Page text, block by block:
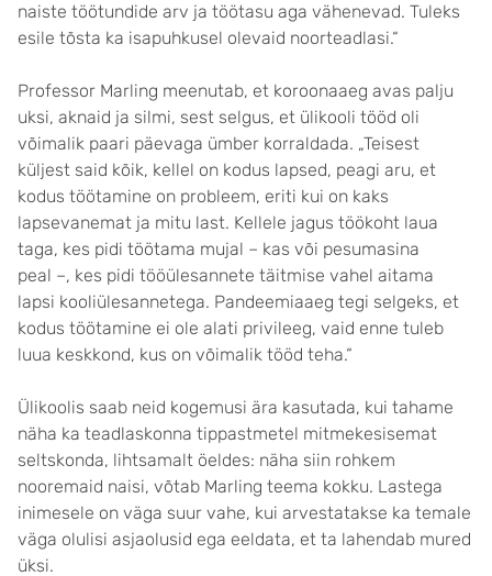
naiste töötundide arv ja töötasu aga vähenevad. Tuleks
esile tõsta ka isapuhkusel olevaid noorteadlasi.“
Professor Marling meenutab, et koroonaaeg avas palju
uksi, aknaid ja silmi, sest selgus, et ülikooli tööd oli
võimalik paari päevaga ümber korraldada. „Teisest
küljest said kõik, kellel on kodus lapsed, peagi aru, et
kodus töötamine on probleem, eriti kui on kaks
lapsevanemat ja mitu last. Kellele jagus töökoht laua
taga, kes pidi töötama mujal – kas või pesumasina
peal –, kes pidi tööülesannete täitmise vahel aitama
lapsi kooliülesannetega. Pandeemiaaeg tegi selgeks, et
kodus töötamine ei ole alati privileeg, vaid enne tuleb
luua keskkond, kus on võimalik tööd teha.“
Ülikoolis saab neid kogemusi ära kasutada, kui tahame
näha ka teadlaskonna tippastmetel mitmekesisemat
seltskonda, lihtsamalt öeldes: näha siin rohkem
nooremaid naisi, võtab Marling teema kokku. Lastega
inimesele on väga suur vahe, kui arvestatakse ka temale
väga olulisi asjaolusid ega eeldata, et ta lahendab mured
üksi.